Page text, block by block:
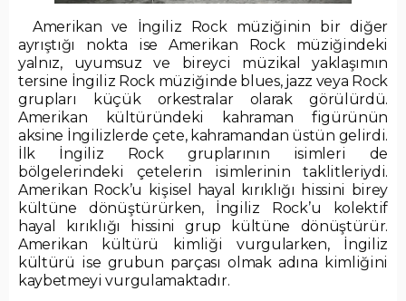
Amerikan ve İngiliz Rock müziğinin bir diğer
ayrıştığı nokta ise Amerikan Rock müziğindeki
yalnız, uyumsuz ve bireyci müzikal yaklaşımın
tersine İngiliz Rock müziğinde blues, jazz veya Rock
grupları küçük orkestralar olarak görülürdü.
Amerikan kültüründeki kahraman figürünün
aksine İngilizlerde çete, kahramandan üstün gelirdi.
İlk İngiliz Rock gruplarının isimleri de
bölgelerindeki çetelerin isimlerinin taklitleriydi.
Amerikan Rock’u kişisel hayal kırıklığı hissini birey
kültüne dönüştürürken, İngiliz Rock’u kolektif
hayal kırıklığı hissini grup kültüne dönüştürür.
Amerikan kültürü kimliği vurgularken, İngiliz
kültürü ise grubun parçası olmak adına kimliğini
kaybetmeyi vurgulamaktadır.